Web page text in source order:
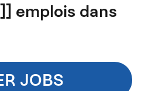
emplois dans
JOBS